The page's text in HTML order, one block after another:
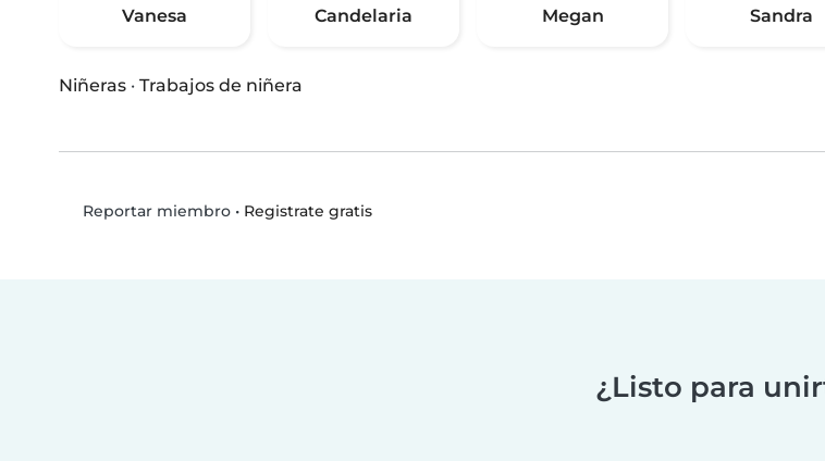
Vanesa Candelaria Megan Sandra
Niñeras · Trabajos de niñera
Reportar miembro• Registrate gratis
¿Listo para